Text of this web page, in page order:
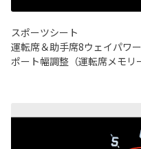
スポーツシート
運転席＆助手席8ウェイパワ
ポート幅調整（運転席メモリ